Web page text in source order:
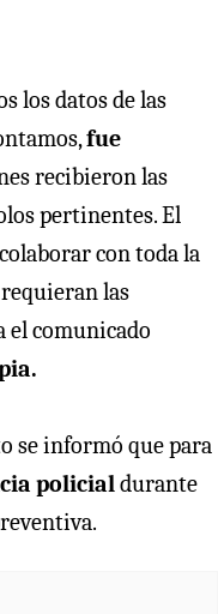
los datos de las
fue
recibieron las
pertinentes. El
con toda la
las
el comunicado
se informó que para
policialdurante